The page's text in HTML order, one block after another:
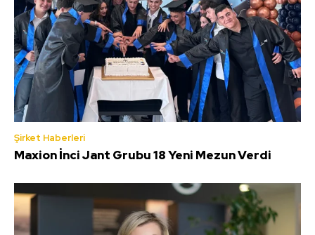
Şirket Haberleri
Maxion İnci Jant Grubu 18 Yeni Mezun Verdi